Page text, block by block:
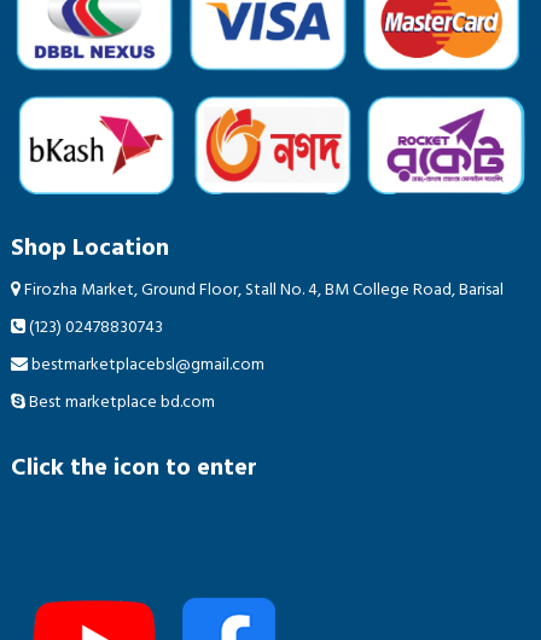
Shop Location
Firozha Market, Ground Floor, Stall No. 4, BM College Road, Barisal
(123) 02478830743
bestmarketplacebsl@gmail.com
Best marketplace bd.com
Click the icon to enter